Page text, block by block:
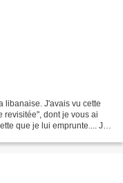
libanaise. J'avais vu cette
revisitée", dont je vous ai
que je lui emprunte.... J'ai